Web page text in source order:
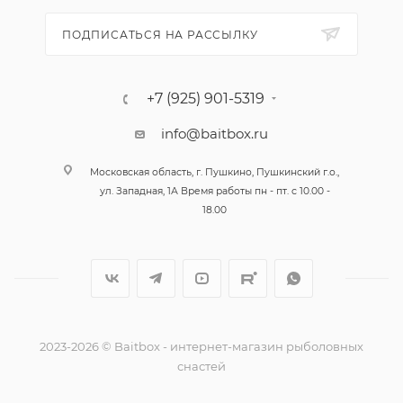
ПОДПИСАТЬСЯ НА РАССЫЛКУ
+7 (925) 901-5319
info@baitbox.ru
Московская область, г. Пушкино, Пушкинский г.о.,
ул. Западная, 1А Время работы пн - пт. с 10.00 -
18.00
2023-2026 © Baitbox - интернет-магазин рыболовных
снастей